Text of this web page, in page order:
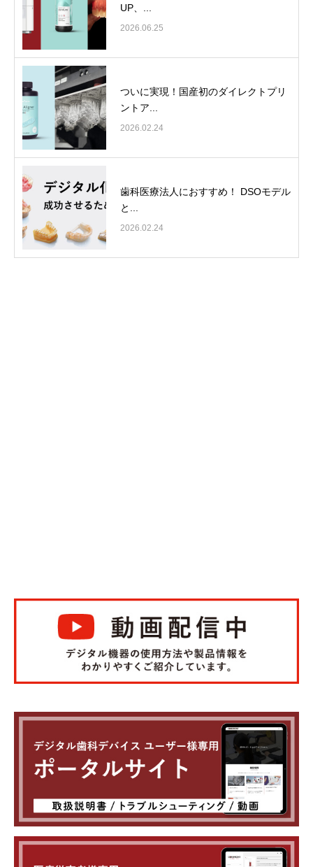
UP、...
2026.06.25
ついに実現！国産初のダイレクトプリ
ントア...
2026.02.24
歯科医療法人におすすめ！ DSOモデル
と...
2026.02.24